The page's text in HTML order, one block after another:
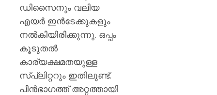
ഡിസൈനും വലിയ
എയർ ഇൻടേക്കുകളും
നൽകിയിരിക്കുന്നു. ഒപ്പം
കൂടുതൽ
കാര്യക്ഷമതയുള്ള
സ്പ്ലിറ്ററും ഇതിലുണ്ട്.
പിൻഭാഗത്ത് അറ്റത്തായി